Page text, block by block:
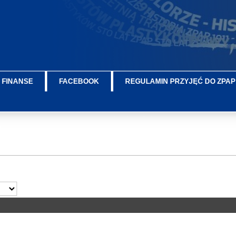
FINANSE FACEBOOK REGULAMIN PRZYJĘĆ DO ZPAP